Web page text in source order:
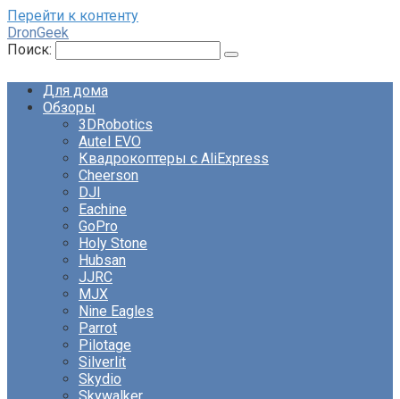
Перейти к контенту
DronGeek
Поиск:
Для дома
Обзоры
3DRobotics
Autel EVO
Квадрокоптеры с AliExpress
Cheerson
DJI
Eachine
GoPro
Holy Stone
Hubsan
JJRC
MJX
Nine Eagles
Parrot
Pilotage
Silverlit
Skydio